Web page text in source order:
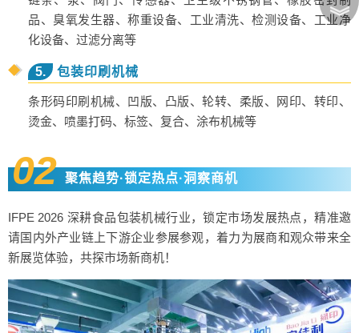
品、臭氧发生器、称重设备、工业清洗、检测设备、工业净
化设备、过滤分离等
5. 包装印刷机械
条形码印刷机械、凹版、凸版、轮转、柔版、网印、转印、
烫金、喷墨打码、标签、复合、涂布机械等
02 聚焦趋势·锁定热点·洞察商机
IFPE 2026 深耕食品包装机械行业，锁定市场发展热点，精准邀
请国内外产业链上下游企业参展参观，着力为展商和观众带来全
新展览体验，共探市场新商机！
︾